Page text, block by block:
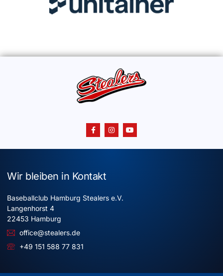
Wir bleiben in Kontakt
Baseballclub Hamburg Stealers e.V.
Langenhorst 4
22453 Hamburg
office@stealers.de
+49 151 588 77 831